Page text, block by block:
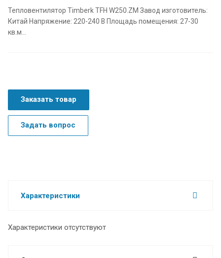
Тепловентилятор Timberk TFH W250.ZM Завод изготовитель:
Китай Напряжение: 220-240 В Площадь помещения: 27-30
кв.м...
Заказать товар
Задать вопрос
Характеристики
Характеристики отсутствуют